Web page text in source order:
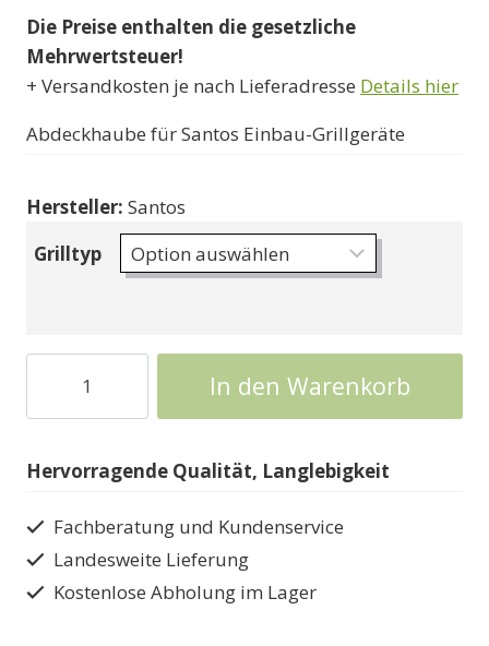
bis
36000 Ft
Die Preise enthalten die gesetzliche
Mehrwertsteuer!
+ Versandkosten je nach Lieferadresse Details hier
Abdeckhaube für Santos Einbau-Grillgeräte
Hersteller: Santos
Grilltyp
Santos
Menge
In den Warenkorb
Hervorragende Qualität, Langlebigkeit
Fachberatung und Kundenservice
Landesweite Lieferung
Kostenlose Abholung im Lager